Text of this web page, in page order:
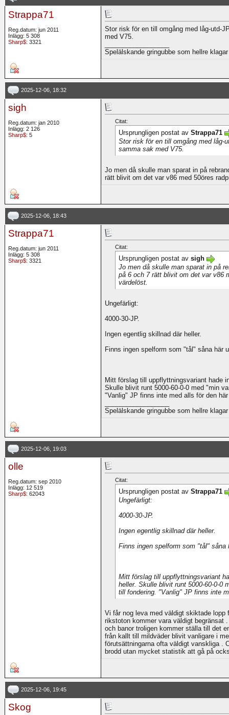
Strappa71
Reg.datum: jun 2011
Inlägg: 5 308
Sharp$: 3321
Stor risk för en till omgång med låg-utd-
med V75.
Spelälskande gringubbe som hellre
2025-12-06, 18:32
sigh
Reg.datum: jan 2010
Inlägg: 2 126
Sharp$: 5
Citat:
Ursprungligen postat av Strappa71
Stor risk för en till omgång med låg-
samma sak med V75.
Jo men då skulle man sparat in på
rätt blivit om det var v86 med 50öres
2025-12-06, 18:43
Strappa71
Reg.datum: jun 2011
Inlägg: 5 308
Sharp$: 3321
Citat:
Ursprungligen postat av sigh
Jo men då skulle man sparat in på
på 6 och 7 rätt blivit om det var v86
värdelöst.
Ungefärligt:
4000-30-JP.
Ingen egentlig skillnad där heller.
Finns ingen spelform som "tål" såna här
Mitt förslag till uppflyttningsvariant hade
Skulle blivit runt 5000-60-0-0 med "min
"Vanlig" JP finns inte med alls för den
Spelälskande gringubbe som hellre
2025-12-06, 19:03
olle
Reg.datum: sep 2010
Inlägg: 12 519
Sharp$: 62043
Citat:
Ursprungligen postat av Strappa71
Ungefärligt:
4000-30-JP.
Ingen egentlig skillnad där heller.
Finns ingen spelform som "tål" såna
Mitt förslag till uppflyttningsvariant
heller. Skulle blivit runt 5000-60-0-0
till fondering. "Vanlig" JP finns inte
Vi får nog leva med väldigt skiktade lopp
rikstoton kommer vara väldigt begränsat
och banor troligen kommer ställa till det
från kallt till mildväder blivit vanligare i
förutsättningarna ofta väldigt vanskliga .
brodd utan mycket statistik att gå på
2025-12-06, 19:45
Skog